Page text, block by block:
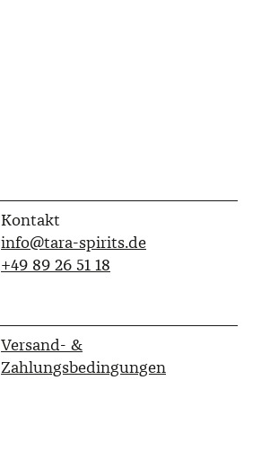
Kontakt
info@tara-spirits.de
‭+49 89 26 51 18‬
Versand- &
Zahlungsbedingungen